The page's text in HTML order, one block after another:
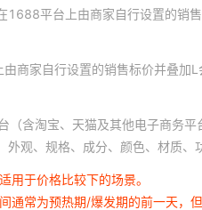
1688平台上由商家自行设置的销
商家自行设置的销售标价并叠加L
（含淘宝、天猫及其他电子商务平
外观、规格、成分、颜色、材质、
用于价格比较下的场景。
通常为预热期/爆发期的前一天，